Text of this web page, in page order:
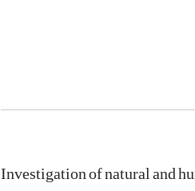
Investigation of natural and